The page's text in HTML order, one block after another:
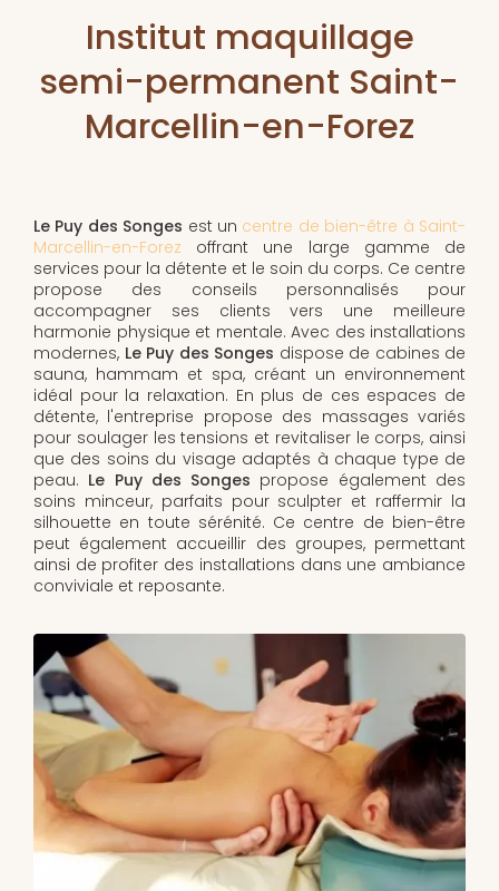
Institut maquillage
semi-permanent Saint-
Marcellin-en-Forez
Le Puy des Songes est un centre de bien-être à Saint-
Marcellin-en-Forez offrant une large gamme de
services pour la détente et le soin du corps. Ce centre
propose des conseils personnalisés pour
accompagner ses clients vers une meilleure
harmonie physique et mentale. Avec des installations
modernes, Le Puy des Songes dispose de cabines de
sauna, hammam et spa, créant un environnement
idéal pour la relaxation. En plus de ces espaces de
détente, l'entreprise propose des massages variés
pour soulager les tensions et revitaliser le corps, ainsi
que des soins du visage adaptés à chaque type de
peau. Le Puy des Songes propose également des
soins minceur, parfaits pour sculpter et raffermir la
silhouette en toute sérénité. Ce centre de bien-être
peut également accueillir des groupes, permettant
ainsi de profiter des installations dans une ambiance
conviviale et reposante.